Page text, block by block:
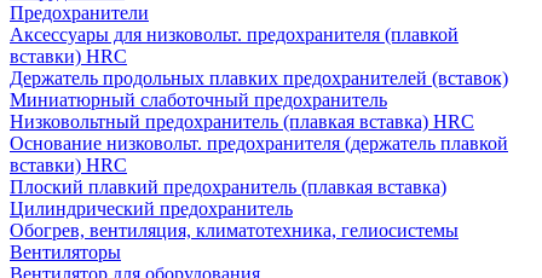
Предохранители
Аксессуары для низковольт. предохранителя (плавкой
вставки) HRC
Держатель продольных плавких предохранителей (вставок)
Миниатюрный слаботочный предохранитель
Низковольтный предохранитель (плавкая вставка) HRC
Основание низковольт. предохранителя (держатель плавкой
вставки) HRC
Плоский плавкий предохранитель (плавкая вставка)
Цилиндрический предохранитель
Обогрев, вентиляция, климатотехника, гелиосистемы
Вентиляторы
Вентилятор для оборудования